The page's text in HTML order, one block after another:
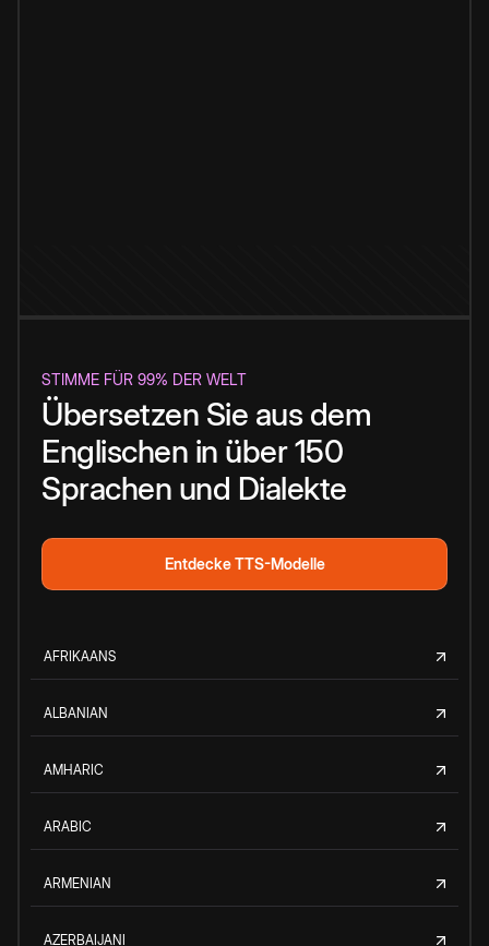
STIMME FÜR 99% DER WELT
Übersetzen Sie aus dem
Englischen in über 150
Sprachen und Dialekte
Entdecke TTS-Modelle
AFRIKAANS
ALBANIAN
AMHARIC
ARABIC
ARMENIAN
AZERBAIJANI